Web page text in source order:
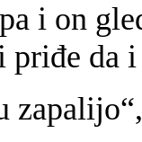
i on
priđe